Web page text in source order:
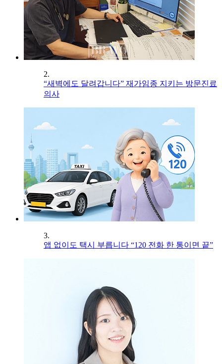
2.
“새벽에도 달려갑니다” 재가임종 지키는 방문진료
의사
3.
앱 없이도 택시 부릅니다 “120 전화 한 통이면 끝”